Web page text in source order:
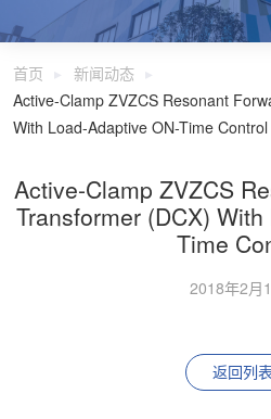
首页
新闻动态
Active-Clamp ZVZCS Resonant
With Load-Adaptive ON-Time Control
Active-Clamp ZVZCS
Transformer (DCX)
Time
2018年2月
返回列